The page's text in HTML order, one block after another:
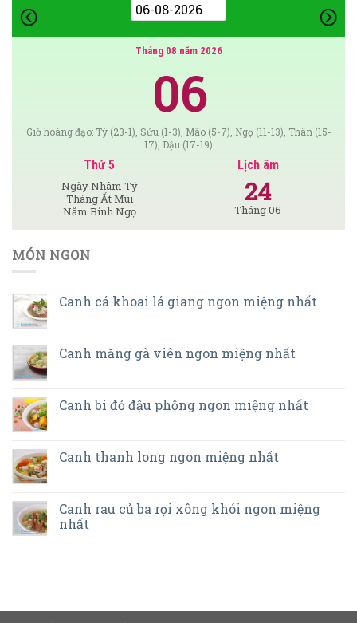
Tháng 08 năm 2026
06
Giờ hoàng đạo: Tý (23-1), Sửu (1-3), Mão (5-7), Ngọ (11-13), Thân (15-
17), Dậu (17-19)
Thứ 5
Ngày Nhâm Tý
Tháng Ất Mùi
Năm Bính Ngọ
Lịch âm
24
Tháng 06
MÓN NGON
Canh cá khoai lá giang ngon miệng nhất
Canh măng gà viên ngon miệng nhất
Canh bí đỏ đậu phộng ngon miệng nhất
Canh thanh long ngon miệng nhất
Canh rau củ ba rọi xông khói ngon miệng
nhất